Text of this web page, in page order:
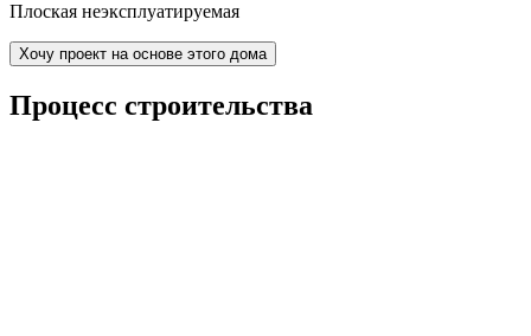
Плоская неэксплуатируемая
Хочу проект на основе этого дома
Процесс строительства